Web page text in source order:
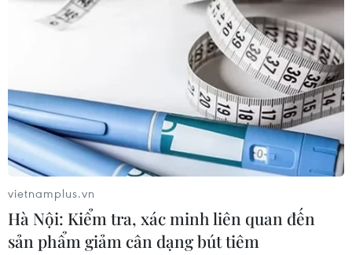
vietnamplus.vn
Hà Nội: Kiểm tra, xác minh liên quan đến
sản phẩm giảm cân dạng bút tiêm